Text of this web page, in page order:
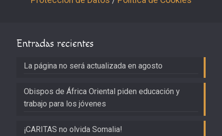
Entradas recientes
La página no será actualizada en agosto
Obispos de África Oriental piden educación y
trabajo para los jóvenes
¡CARITAS no olvida Somalia!